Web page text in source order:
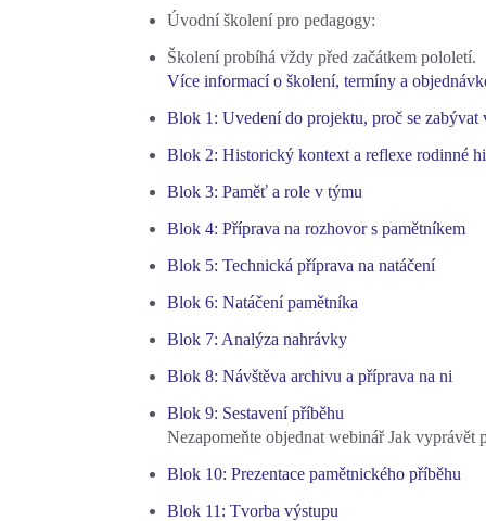
Úvodní školení pro pedagogy:
Školení probíhá vždy před začátkem pololetí.
Více informací o školení, termíny a
Blok 1: Uvedení do projektu, proč se zabývat
Blok 2: Historický kontext a reflexe rodinné
Blok 3: Paměť a role v týmu
Blok 4: Příprava na rozhovor s pamětníkem
Blok 5: Technická příprava na natáčení
Blok 6: Natáčení pamětníka
Blok 7: Analýza nahrávky
Blok 8: Návštěva archivu a příprava na ni
Blok 9: Sestavení příběhu
Nezapomeňte objednat webinář Jak vyprávět
Blok 10: Prezentace pamětnického příběhu
Blok 11: Tvorba výstupu